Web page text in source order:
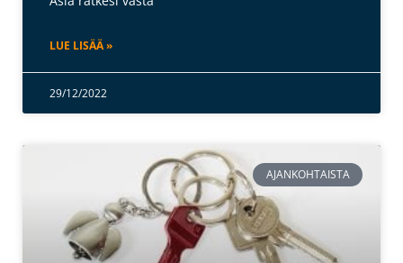
LUE LISÄÄ »
29/12/2022
AJANKOHTAISTA